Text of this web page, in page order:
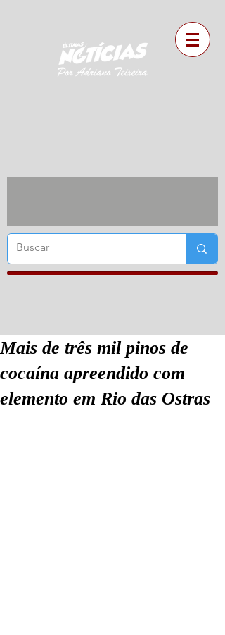
Mais de três mil pinos de
cocaína apreendido com
elemento em Rio das Ostras